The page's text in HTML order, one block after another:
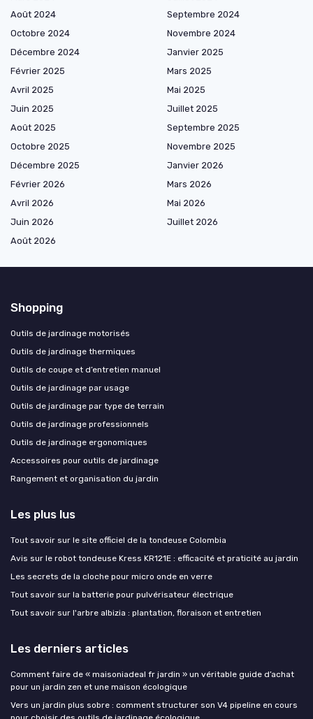
Août 2024
Septembre 2024
Octobre 2024
Novembre 2024
Décembre 2024
Janvier 2025
Février 2025
Mars 2025
Avril 2025
Mai 2025
Juin 2025
Juillet 2025
Août 2025
Septembre 2025
Octobre 2025
Novembre 2025
Décembre 2025
Janvier 2026
Février 2026
Mars 2026
Avril 2026
Mai 2026
Juin 2026
Juillet 2026
Août 2026
Shopping
Outils de jardinage motorisés
Outils de jardinage thermiques
Outils de coupe et d’entretien manuel
Outils de jardinage par usage
Outils de jardinage par type de terrain
Outils de jardinage professionnels
Outils de jardinage ergonomiques
Accessoires pour outils de jardinage
Rangement et organisation du jardin
Les plus lus
Tout savoir sur le site officiel de la tondeuse Colombia
Avis sur le robot tondeuse Kress KR121E : efficacité et praticité au jardin
Les secrets de la cloche pour micro onde en verre
Tout savoir sur la batterie pour pulvérisateur électrique
Tout savoir sur l'arbre albizia : plantation, floraison et entretien
Les derniers articles
Comment faire de « maisoniadeal fr jardin » un véritable guide d’achat
pour un jardin zen et une maison écologique
Vers un jardin plus sobre : comment structurer son V4 pipeline en cours